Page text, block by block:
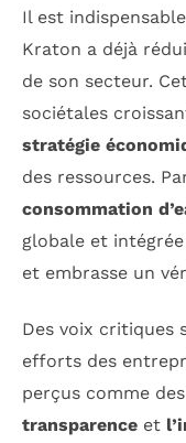
Il est
Kraton a déjà
de son secteur.
sociétales
stratégie
des ressources.
consommation
globale et
et embrasse un
Des voix critiques
efforts des
perçus comme
transparence et